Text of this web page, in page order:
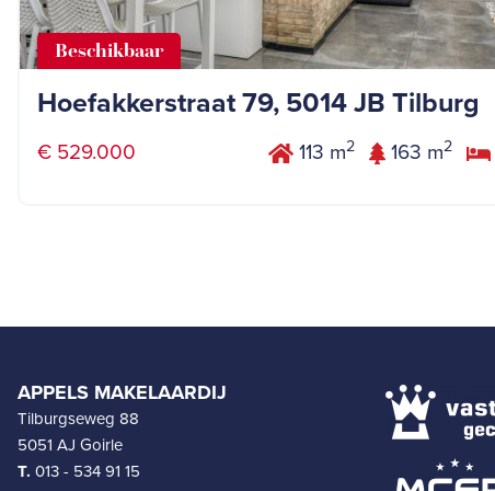
Beschikbaar
Hoefakkerstraat 79, 5014 JB Tilburg
€ 529.000 113 m2 163 m2
APPELS MAKELAARDIJ
Tilburgseweg 88
5051 AJ Goirle
T. 013 - 534 91 15